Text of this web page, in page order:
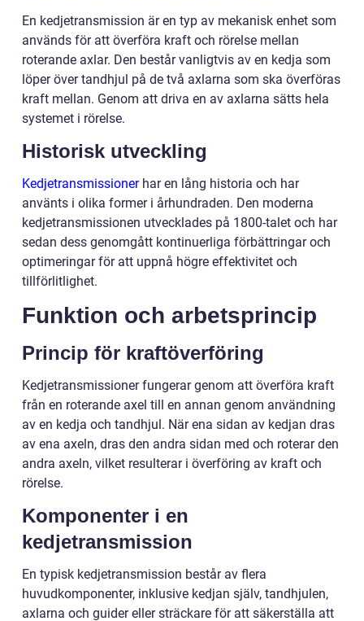
En kedjetransmission är en typ av mekanisk enhet som
används för att överföra kraft och rörelse mellan
roterande axlar. Den består vanligtvis av en kedja som
löper över tandhjul på de två axlarna som ska överföras
kraft mellan. Genom att driva en av axlarna sätts hela
systemet i rörelse.
Historisk utveckling
Kedjetransmissionerhar en lång historia och har
använts i olika former i århundraden. Den moderna
kedjetransmissionen utvecklades på 1800-talet och har
sedan dess genomgått kontinuerliga förbättringar och
optimeringar för att uppnå högre effektivitet och
tillförlitlighet.
Funktion och arbetsprincip
Princip för kraftöverföring
Kedjetransmissioner fungerar genom att överföra kraft
från en roterande axel till en annan genom användning
av en kedja och tandhjul. När ena sidan av kedjan dras
av ena axeln, dras den andra sidan med och roterar den
andra axeln, vilket resulterar i överföring av kraft och
rörelse.
Komponenter i en
kedjetransmission
En typisk kedjetransmission består av flera
huvudkomponenter, inklusive kedjan själv, tandhjulen,
axlarna och guider eller sträckare för att säkerställa att